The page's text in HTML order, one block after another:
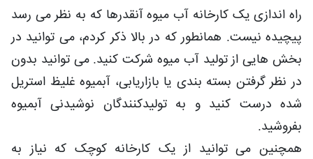
راه اندازی یک کارخانه آب میوه آنقدرها که به نظر می رسد
پیچیده نیست. همانطور که در بالا ذکر کردم، می توانید در
بخش هایی از تولید آب میوه شرکت کنید. می توانید بدون
در نظر گرفتن بسته بندی یا بازاریابی، آبمیوه غلیظ استریل
شده درست کنید و به تولیدکنندگان نوشیدنی آبمیوه
بفروشید.
همچنین می توانید از یک کارخانه کوچک که نیاز به